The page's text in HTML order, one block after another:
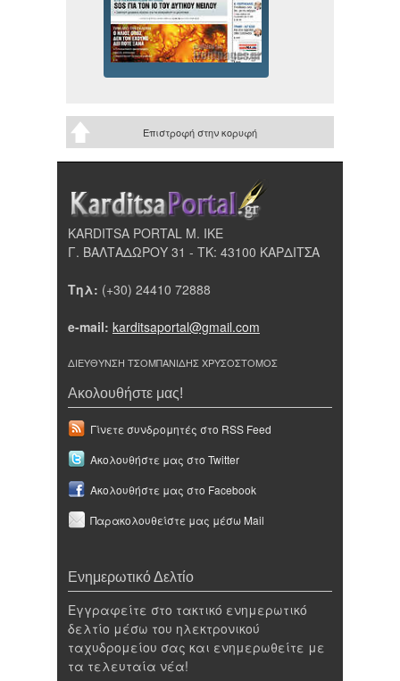
Επιστροφή στην κορυφή
KARDITSA PORTAL Μ. ΙΚΕ
Γ. ΒΑΛΤΑΔΩΡΟΥ 31 - ΤΚ: 43100 ΚΑΡΔΙΤΣΑ
Τηλ: (+30) 24410 72888
e-mail: karditsaportal@gmail.com
ΔΙΕΥΘΥΝΣΗ ΤΣΟΜΠΑΝΙΔΗΣ ΧΡΥΣΟΣΤΟΜΟΣ
Ακολουθήστε μας!
Γίνετε συνδρομητές στο RSS Feed
Ακολουθήστε μας στο Twitter
Ακολουθήστε μας στο Facebook
Παρακολουθείστε μας μέσω Mail
Ενημερωτικό Δελτίο
Εγγραφείτε στο τακτικό ενημερωτικό
δελτίο μέσω του ηλεκτρονικού
ταχυδρομείου σας και ενημερωθείτε με
τα τελευταία νέα!